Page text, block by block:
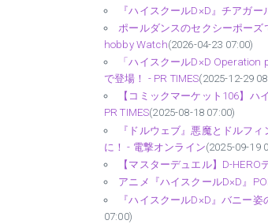
『ハイスクールD×D』チアガ
ポールダンスのセクシーポーズ
hobby Watch(2026-04-23 07:00)
「ハイスクールD×D
で登場！ - PR TIMES(2025-12-29
【コミックマーケット106】
PR TIMES(2025-08-18 07:00)
『ドルウェブ』悪魔とドルフ
に！ - 電撃オンライン(2025-09-19
【マスターデュエル】D-
アニメ『ハイスクールD×D』
『ハイスクールD×D』バニー
07:00)